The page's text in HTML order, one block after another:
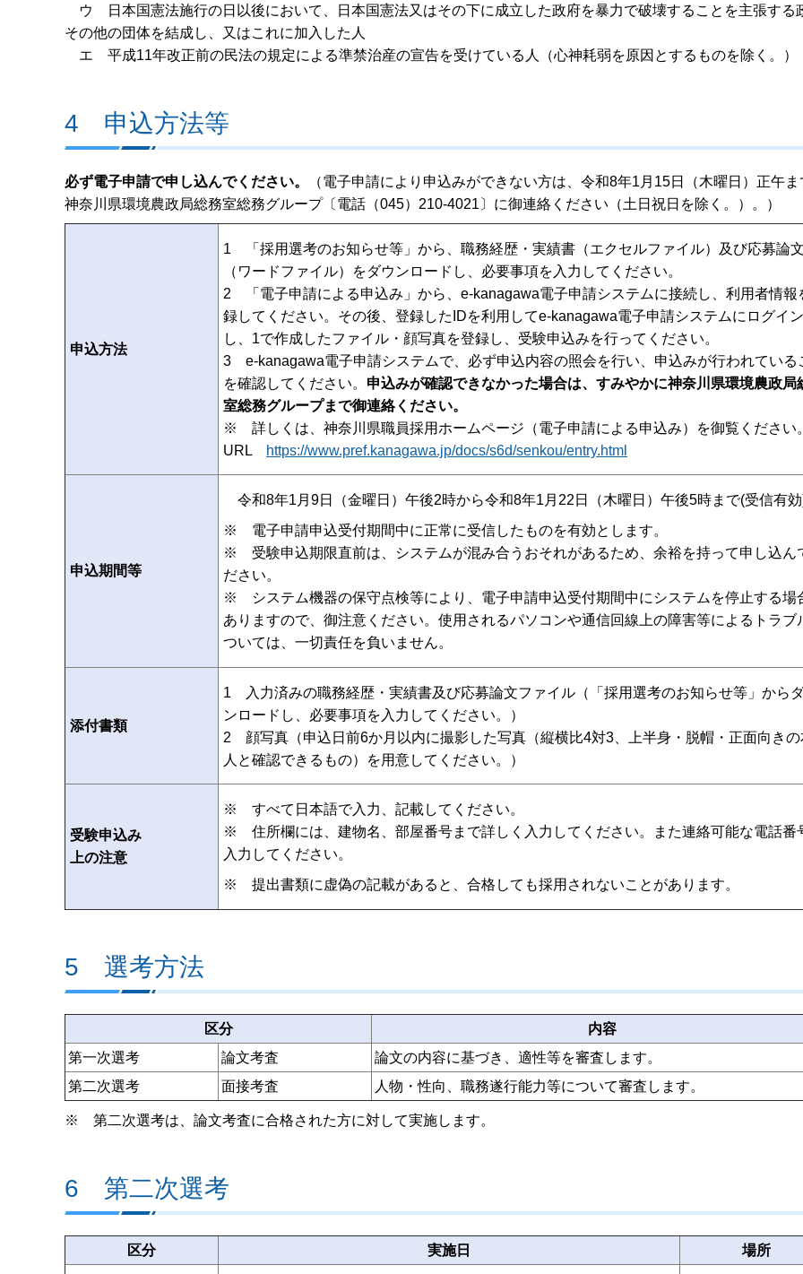
ウ 日本国憲法施行の日以後において、日本国憲法又はその下に成立した政府を暴力で破壊することを主張する
その他の団体を結成し、又はこれに加入した人
エ 平成11年改正前の民法の規定による準禁治産の宣告を受けている人（心神耗弱を原因とするものを除く。）
4 申込方法等
必ず電子申請で申し込んでください。
（電子申請により申込みができない方は、令和8年1月15日（木曜日）正午ま
神奈川県環境農政局総務室総務グループ〔電話（045）210-4021〕に御連絡ください（土日祝日を除く。）。）
申込方法
1 「採用選考のお知らせ等」から、職務経歴・実績書（エクセルファイル）及び応募論文
（ワードファイル）をダウンロードし、必要事項を入力してください。
2 「電子申請による申込み」から、e-kanagawa電子申請システムに接続し、利用者情報
録してください。その後、登録したIDを利用してe-kanagawa電子申請システムにログイン
し、1で作成したファイル・顔写真を登録し、受験申込みを行ってください。
3 e-kanagawa電子申請システムで、必ず申込内容の照会を行い、申込みが行われている
を確認してください。 申込みが確認できなかった場合は、すみやかに神奈川県環境農政局
室総務グループまで御連絡ください。
※ 詳しくは、神奈川県職員採用ホームページ（電子申請による申込み）を御覧ください。
URL
https://www.pref.kanagawa.jp/docs/s6d/senkou/entry.html
申込期間等
令和8年1月9日（金曜日）午後2時から令和8年1月22日（木曜日）午後5時まで(受信有
※ 電子申請申込受付期間中に正常に受信したものを有効とします。
※ 受験申込期限直前は、システムが混み合うおそれがあるため、余裕を持って申し込ん
ださい。
※ システム機器の保守点検等により、電子申請申込受付期間中にシステムを停止する場
ありますので、御注意ください。使用されるパソコンや通信回線上の障害等によるトラブ
ついては、一切責任を負いません。
添付書類
1 入力済みの職務経歴・実績書及び応募論文ファイル（「採用選考のお知らせ等」から
ンロードし、必要事項を入力してください。）
2 顔写真（申込日前6か月以内に撮影した写真（縦横比4対3、上半身・脱帽・正面向きの
人と確認できるもの）を用意してください。）
受験申込み
上の注意
※ すべて日本語で入力、記載してください。
※ 住所欄には、建物名、部屋番号まで詳しく入力してください。また連絡可能な電話番
入力してください。
※ 提出書類に虚偽の記載があると、合格しても採用されないことがあります。
5 選考方法
区分
内容
第一次選考
論文考査
論文の内容に基づき、適性等を審査します。
第二次選考
面接考査 人物・性向、職務遂行能力等について審査します。
※ 第二次選考は、論文考査に合格された方に対して実施します。
6 第二次選考
区分 実施日 場所